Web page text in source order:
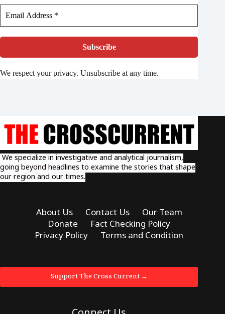
We respect your privacy. Unsubscribe at any time.
We specialize in investigative and analytical journalism,
going beyond headlines to examine the stories that shape
our region and our times.
About Us Contact Us
Our Team
Donate
Fact Checking Policy
Privacy Policy
Terms and Condition
Support The Cross Current →